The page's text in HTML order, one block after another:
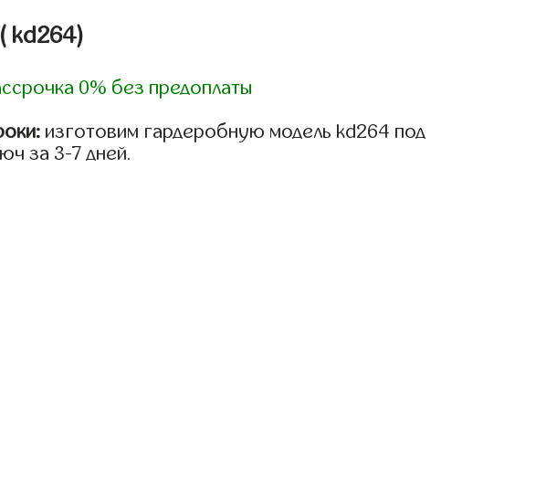
( kd264)
0% без предоплаты
изготовим гардеробную модель kd264 под
за 3-7 дней.